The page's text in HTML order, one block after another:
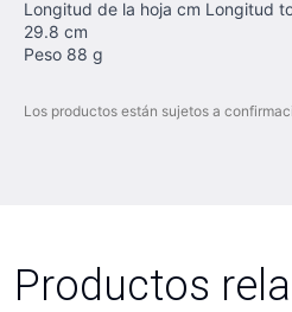
Longitud de la hoja cm Longitud
29.8 cm
Peso 88 g
Los productos están sujetos a
Productos